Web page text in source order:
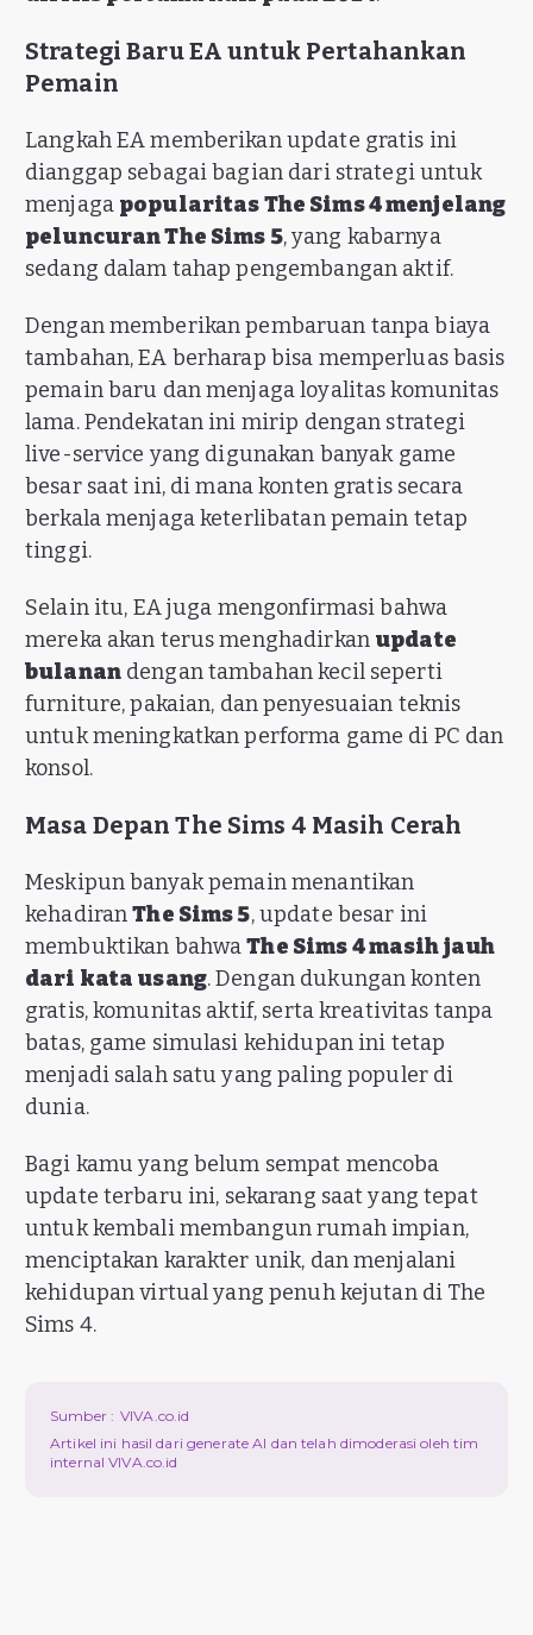
Strategi Baru EA untuk Pertahankan
Pemain
Langkah EA memberikan update gratis ini
dianggap sebagai bagian dari strategi untuk
menjaga popularitas The Sims 4 menjelang
peluncuran The Sims 5, yang kabarnya
sedang dalam tahap pengembangan aktif.
Dengan memberikan pembaruan tanpa biaya
tambahan, EA berharap bisa memperluas basis
pemain baru dan menjaga loyalitas komunitas
lama. Pendekatan ini mirip dengan strategi
live-service yang digunakan banyak game
besar saat ini, di mana konten gratis secara
berkala menjaga keterlibatan pemain tetap
tinggi.
Selain itu, EA juga mengonfirmasi bahwa
mereka akan terus menghadirkan update
bulanandengan tambahan kecil seperti
furniture, pakaian, dan penyesuaian teknis
untuk meningkatkan performa game di PC dan
konsol.
Masa Depan The Sims 4 Masih Cerah
Meskipun banyak pemain menantikan
kehadiranThe Sims 5, update besar ini
membuktikan bahwaThe Sims 4 masih jauh
dari kata usang. Dengan dukungan konten
gratis, komunitas aktif, serta kreativitas tanpa
batas, game simulasi kehidupan ini tetap
menjadi salah satu yang paling populer di
dunia.
Bagi kamu yang belum sempat mencoba
update terbaru ini, sekarang saat yang tepat
untuk kembali membangun rumah impian,
menciptakan karakter unik, dan menjalani
kehidupan virtual yang penuh kejutan di The
Sims 4.
Sumber : VIVA.co.id
Artikel ini hasil dari generate AI dan telah dimoderasi oleh tim
internal VIVA.co.id